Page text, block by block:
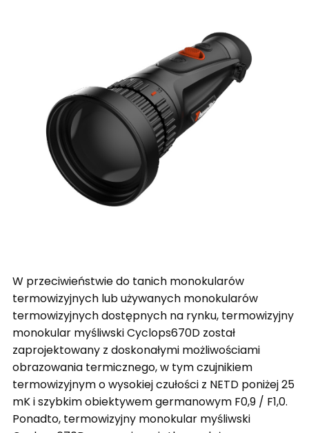
W przeciwieństwie do tanich monokularów
termowizyjnych lub używanych monokularów
termowizyjnych dostępnych na rynku, termowizyjny
monokular myśliwski Cyclops670D został
zaprojektowany z doskonałymi możliwościami
obrazowania termicznego, w tym czujnikiem
termowizyjnym o wysokiej czułości z NETD poniżej 25
mK i szybkim obiektywem germanowym F0,9 / F1,0.
Ponadto, termowizyjny monokular myśliwski